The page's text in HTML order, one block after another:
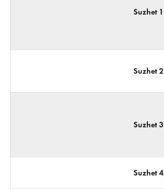
Suzhet 1
Suzhet 2
Suzhet 3
Suzhet 4